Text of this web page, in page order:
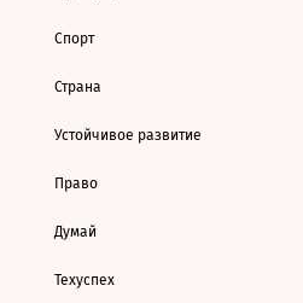
Спорт
Страна
Устойчивое развитие
Право
Думай
Техуспех